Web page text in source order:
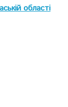
області